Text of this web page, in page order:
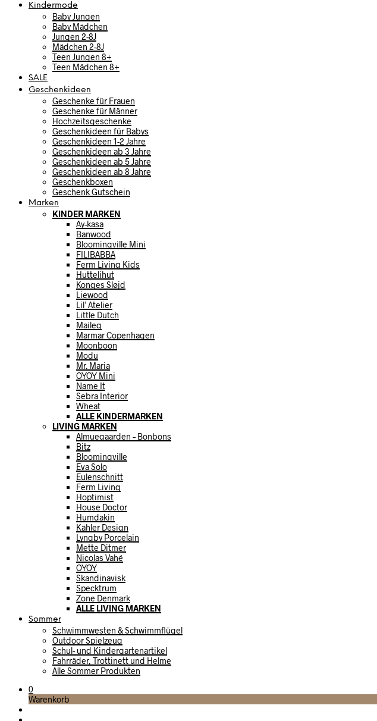
Kindermode
Baby Jungen
Baby Mädchen
Jungen 2-8J
Mädchen 2-8J
Teen Jungen 8+
Teen Mädchen 8+
SALE
Geschenkideen
Geschenke für Frauen
Geschenke für Männer
Hochzeitsgeschenke
Geschenkideen für Babys
Geschenkideen 1-2 Jahre
Geschenkideen ab 3 Jahre
Geschenkideen ab 5 Jahre
Geschenkideen ab 8 Jahre
Geschenkboxen
Geschenk Gutschein
Marken
KINDER MARKEN
Ay-kasa
Banwood
Bloomingville Mini
FILIBABBA
Ferm Living Kids
Huttelihut
Konges Sløjd
Liewood
Lil’ Atelier
Little Dutch
Maileg
Marmar Copenhagen
Moonboon
Modu
Mr. Maria
OYOY Mini
Name It
Sebra Interior
Wheat
ALLE KINDERMARKEN
LIVING MARKEN
Almuegaarden – Bonbons
Bitz
Bloomingville
Eva Solo
Eulenschnitt
Ferm Living
Hoptimist
House Doctor
Humdakin
Kähler Design
Lyngby Porcelain
Mette Ditmer
Nicolas Vahé
OYOY
Skandinavisk
Specktrum
Zone Denmark
ALLE LIVING MARKEN
Sommer
Schwimmwesten & Schwimmflügel
Outdoor Spielzeug
Schul- und Kindergartenartikel
Fahrräder, Trottinett und Helme
Alle Sommer Produkten
0
Warenkorb